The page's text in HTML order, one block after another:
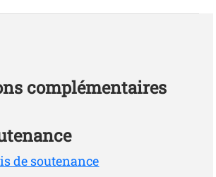
complémentaires
de soutenance